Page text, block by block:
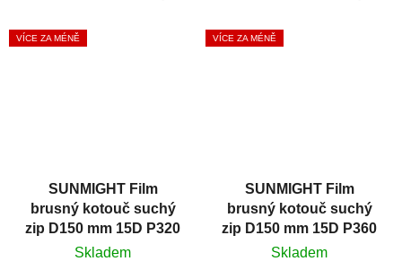
broušení širokého...
broušení širokého...
VÍCE ZA MÉNĚ
SUNMIGHT Film
brusný kotouč suchý
zip D150 mm 15D P320
Skladem
VÍCE ZA MÉNĚ
SUNMIGHT Film
brusný kotouč suchý
zip D150 mm 15D P360
Skladem